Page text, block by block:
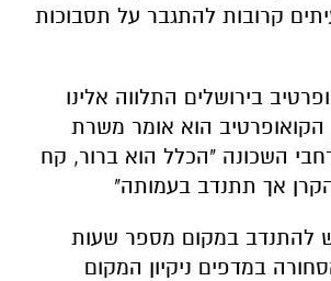
קרובות להתגבר על תסבוכות
בירושלים התלווה אלינו
הקואופרטיב הוא אומר משרת
השכונה "הכלל הוא ברור, קח
אך תתנדב בעמותה"
להתנדב במקום מספר שעות
במדפים ניקיון המקום